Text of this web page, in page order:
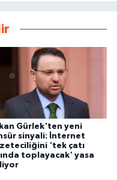
Gürlek'ten yeni
sinyali: İnternet
'tek çatı
toplayacak' yasa